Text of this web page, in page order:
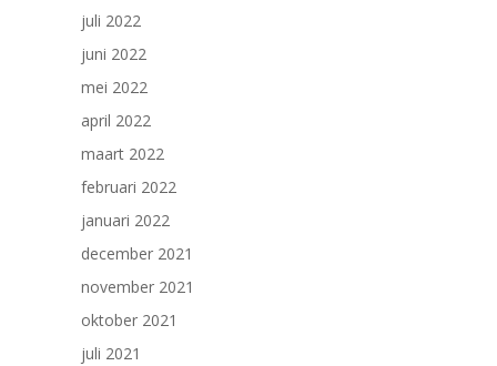
juli 2022
juni 2022
mei 2022
april 2022
maart 2022
februari 2022
januari 2022
december 2021
november 2021
oktober 2021
juli 2021